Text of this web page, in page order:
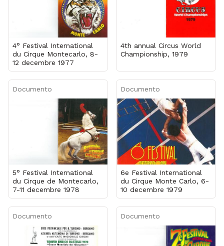
4° Festival International
du Cirque Montecarlo, 8-
12 decembre 1977
4th annual Circus World
Championship, 1979
Documento
5° Festival International
du Cirque de Montecarlo,
7-11 decembre 1978
Documento
6e Festival International
du Cirque Monte Carlo, 6-
10 decembre 1979
Documento Documento